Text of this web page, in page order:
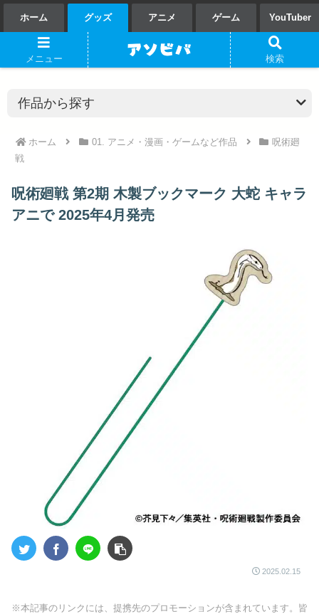
ホーム グッズ アニメ ゲーム YouTuber
ホーム 01. アニメ・漫画・ゲームなど作品
呪術廻
戦
呪術廻戦 第2期 木製ブックマーク 大蛇 キャラ
アニで 2025年4月発売
2025.02.15
※本記事のリンクには、提携先のプロモーションが含まれています。皆
メニュー 検索